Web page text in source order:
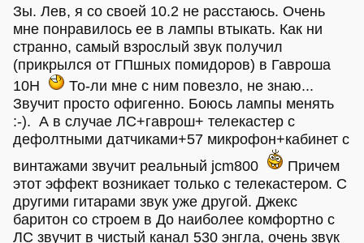
Зы. Лев, я со своей 10.2 не расстаюсь. Очень
мне понравилось ее в лампы втыкать. Как ни
странно, самый взрослый звук получил
(прикрылся от ГПшных помидоров) в Гавроша
10Н
То-ли мне с ним повезло, не знаю...
Звучит просто офигенно. Боюсь лампы менять
:-). А в случае ЛС+гаврош+ телекастер с
дефолтными датчиками+57 микрофон+кабинет с
винтажами звучит реальный jcm800
Причем
этот эффект возникает только с телекастером. С
другими гитарами звук уже другой. Джекс
баритон со строем в До наиболее комфортно с
ЛС звучит в чистый канал 530 энгла, очень звук